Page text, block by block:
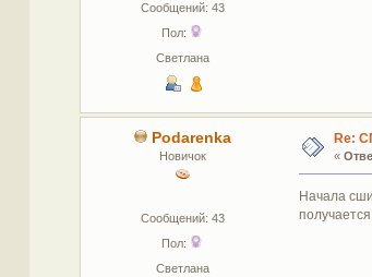
Сообщений: 43
Пол:
Светлана
Podarenka
Новичок
Сообщений: 43
Пол:
Светлана
Re:
«
Начала
получается